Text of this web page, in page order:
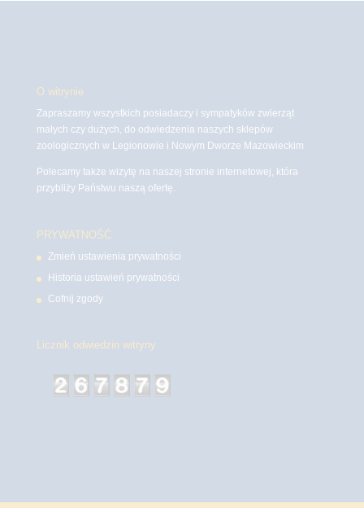
O witrynie
Zapraszamy wszystkich posiadaczy i sympatyków zwierząt
małych czy dużych, do odwiedzenia naszych sklepów
zoologicznych w Legionowie i Nowym Dworze Mazowieckim
Polecamy także wizytę na naszej stronie internetowej, która
przybliży Państwu naszą ofertę.
PRYWATNOŚĆ
Zmień ustawienia prywatności
Historia ustawień prywatności
Cofnij zgody
Licznik odwiedzin witryny